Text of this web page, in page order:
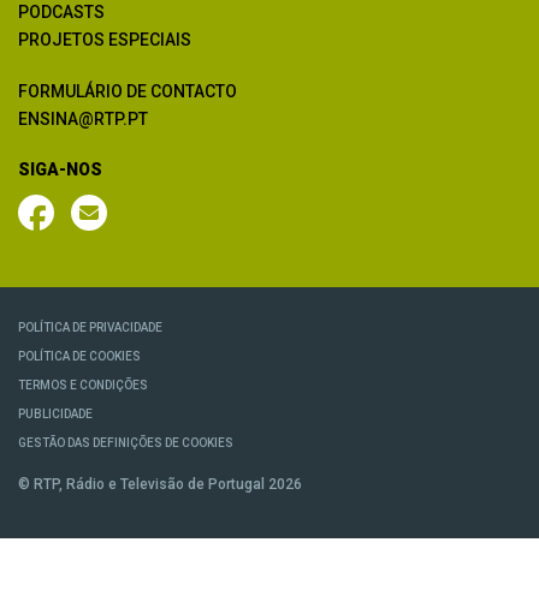
PODCASTS
PROJETOS ESPECIAIS
FORMULÁRIO DE CONTACTO
ENSINA@RTP.PT
SIGA-NOS
POLÍTICA DE PRIVACIDADE
POLÍTICA DE COOKIES
TERMOS E CONDIÇÕES
PUBLICIDADE
GESTÃO DAS DEFINIÇÕES DE COOKIES
© RTP, Rádio e Televisão de Portugal 2026